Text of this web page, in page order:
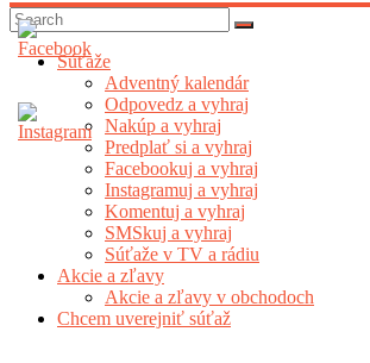
Súťaže
Adventný kalendár
Odpovedz a vyhraj
Nakúp a vyhraj
Predplať si a vyhraj
Facebookuj a vyhraj
Instagramuj a vyhraj
Komentuj a vyhraj
SMSkuj a vyhraj
Súťaže v TV a rádiu
Akcie a zľavy
Akcie a zľavy v obchodoch
Chcem uverejniť súťaž